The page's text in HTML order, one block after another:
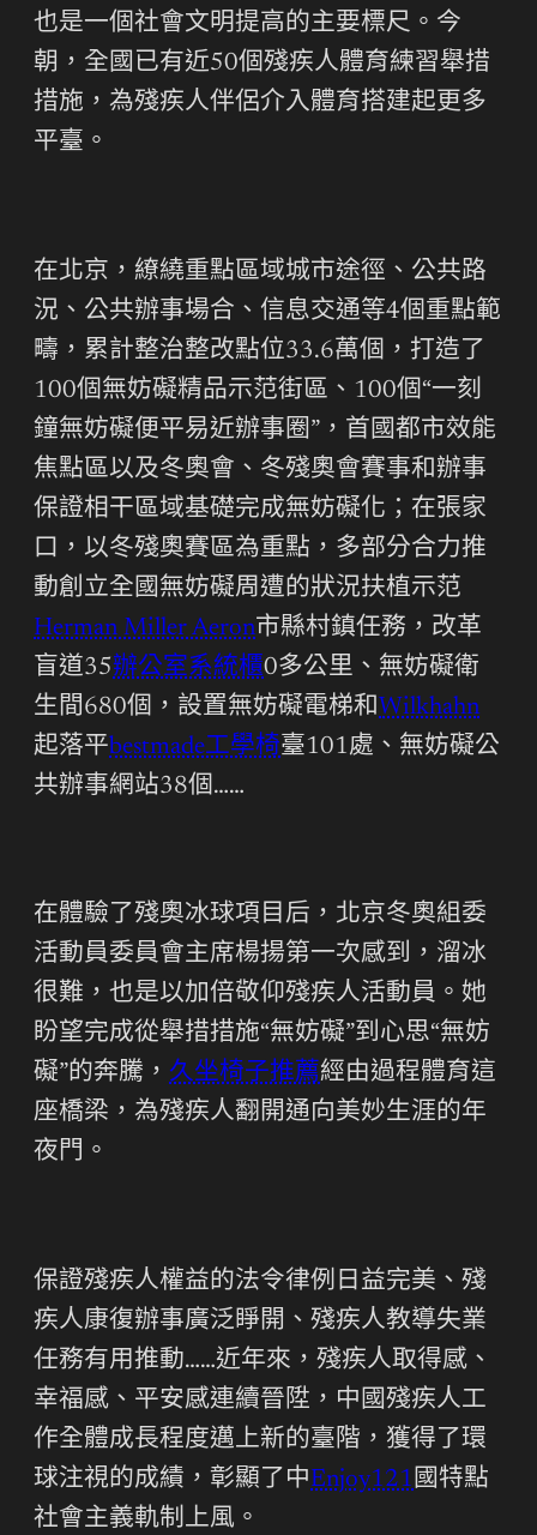
也是一個社會文明提高的主要標尺。今
朝，全國已有近50個殘疾人體育練習舉措
措施，為殘疾人伴侶介入體育搭建起更多
平臺。
在北京，繚繞重點區域城市途徑、公共路
況、公共辦事場合、信息交通等4個重點範
疇，累計整治整改點位33.6萬個，打造了
100個無妨礙精品示范街區、100個“一刻
鐘無妨礙便平易近辦事圈”，首國都市效能
焦點區以及冬奧會、冬殘奧會賽事和辦事
保證相干區域基礎完成無妨礙化；在張家
口，以冬殘奧賽區為重點，多部分合力推
動創立全國無妨礙周遭的狀況扶植示范
Herman Miller Aeron市縣村鎮任務，改革
盲道35辦公室系統櫃0多公里、無妨礙衛
生間680個，設置無妨礙電梯和Wilkhahn
起落平bestmade工學椅臺101處、無妨礙公
共辦事網站38個……
在體驗了殘奧冰球項目后，北京冬奧組委
活動員委員會主席楊揚第一次感到，溜冰
很難，也是以加倍敬仰殘疾人活動員。她
盼望完成從舉措措施“無妨礙”到心思“無妨
礙”的奔騰， 久坐椅子推薦經由過程體育這
座橋梁，為殘疾人翻開通向美妙生涯的年
夜門。
保證殘疾人權益的法令律例日益完美、殘
疾人康復辦事廣泛睜開、殘疾人教導失業
任務有用推動……近年來，殘疾人取得感、
幸福感、平安感連續晉陞，中國殘疾人工
作全體成長程度邁上新的臺階，獲得了環
球注視的成績，彰顯了中Enjoy121 國特點
社會主義軌制上風。